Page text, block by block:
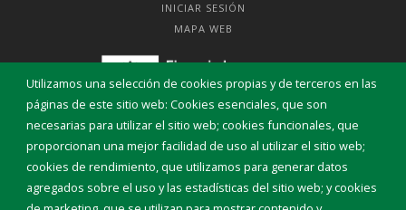
Utilizamos una selección de cookies propias y de terceros en las
páginas de este sitio web: Cookies esenciales, que son
necesarias para utilizar el sitio web; cookies funcionales, que
proporcionan una mejor facilidad de uso al utilizar el sitio web;
cookies de rendimiento, que utilizamos para generar datos
agregados sobre el uso y las estadísticas del sitio web; y cookies
INICIAR SESIÓN
MAPA WEB